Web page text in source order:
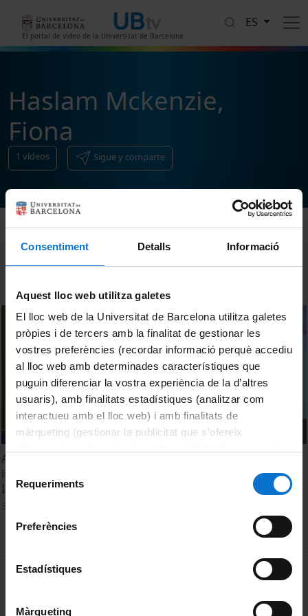
Consentiment Detalls Informació
Aquest lloc web utilitza galetes
El lloc web de la Universitat de Barcelona utilitza galetes
pròpies i de tercers amb la finalitat de gestionar les
vostres preferències (recordar informació perquè accediu
al lloc web amb determinades característiques que
puguin diferenciar la vostra experiència de la d’altres
usuaris), amb finalitats estadístiques (analitzar com
interactueu amb el lloc web) i amb finalitats de
màrqueting (gestionar la publicitat que s’ofereix
consultar laPolítica de galetes del lloc web de la
Selecció
Requeriments
Preferències
Estadístiques
Màrqueting
El portal de vídeo de la Universitat de Barcelona
ES
Haslam Mckenzie,
Fiona
1 vídeos Sigue y comparte
Ordenar
Ambiguities and contradictions in peripatetic settlements
in ‘farm and quarry’ economies: heeding lessons from
Ildefons Cerdà
MENÚ PEU 1